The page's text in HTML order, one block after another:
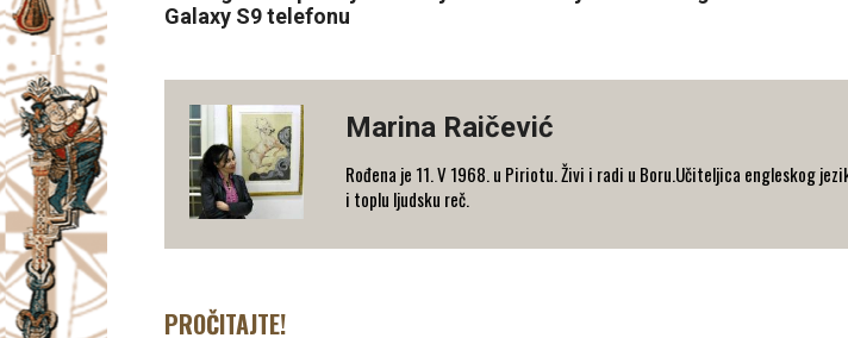
Galaxy S9 telefonu
Marina Raičević
Rođena je 11. V 1968. u Piriotu. Živi i radi u Boru.Učiteljica engleskog
i toplu ljudsku reč.
PROČITAJTE!